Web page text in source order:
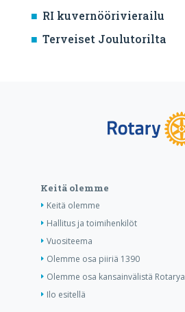
RI kuvernöörivierailu
Terveiset Joulutorilta
Keitä olemme
Keitä olemme
Hallitus ja toimihenkilöt
Vuositeema
Olemme osa piiriä 1390
Olemme osa kansainvälistä Rotarya
Ilo esitellä